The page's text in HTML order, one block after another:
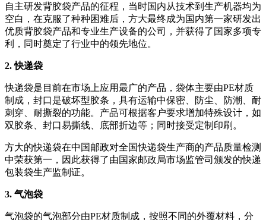
自主研发背胶袋产品的征程，当时国内从技术到生产机器均为
空白，在克服了种种困难后，方大最终成为国内第一家研发出
优质背胶袋产品和专业生产设备的公司，并获得了国家多项专
利，同时奠定了行业中的领先地位。
2. 快递袋
快递袋是目前在市场上应用最广的产品，袋体主要由PE材质
制成，封口是破坏型胶条，具有运输中保密、防尘、防潮、耐
刺穿、耐撕裂的功能。产品可根据客户要求增加特殊设计，如
双胶条、封口易撕线、底部折边等；同时接受定制印刷。
方大的快递袋在中国邮政对全国快递袋生产商的产品质量检测
中荣获第一，因此获得了由国家邮政局市场监管司颁发的快递
包装袋生产监制证。
3. 气泡袋
气泡袋的气泡部分由PE材质制成，按照不同的外覆材料，分